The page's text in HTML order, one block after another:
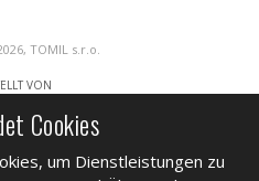
TOMIL s.r.o.
VON
geschützt und es gelten die
Cookies
um Dienstleistungen zu